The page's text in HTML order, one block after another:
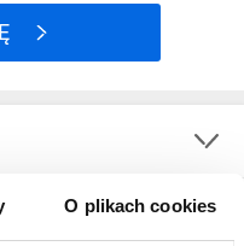
O plikach cookies